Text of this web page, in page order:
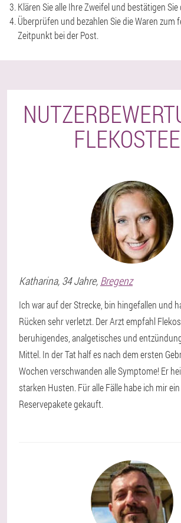
Klären Sie alle Ihre Zweifel und bestätigen
Überprüfen und bezahlen Sie die Waren zum
Zeitpunkt bei der Post.
Katharina, 34 Jahre, Bregenz
Ich war auf der Strecke, bin hingefallen und
Rücken sehr verletzt. Der Arzt empfahl
beruhigendes, analgetisches und
Mittel. In der Tat half es nach dem ersten
Wochen verschwanden alle Symptome! Er
starken Husten. Für alle Fälle habe ich mir
Reservepakete gekauft.